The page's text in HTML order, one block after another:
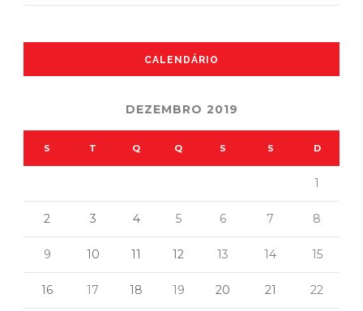
CALENDÁRIO
DEZEMBRO 2019
S T Q Q S S D
1
2 3 4 5 6 7 8
9 10 11 12 13 14 15
16 17 18 19 20 21 22